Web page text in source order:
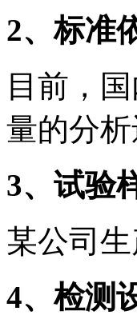
2、标准
目前，
量的分
3、试验
某公司
4、检测